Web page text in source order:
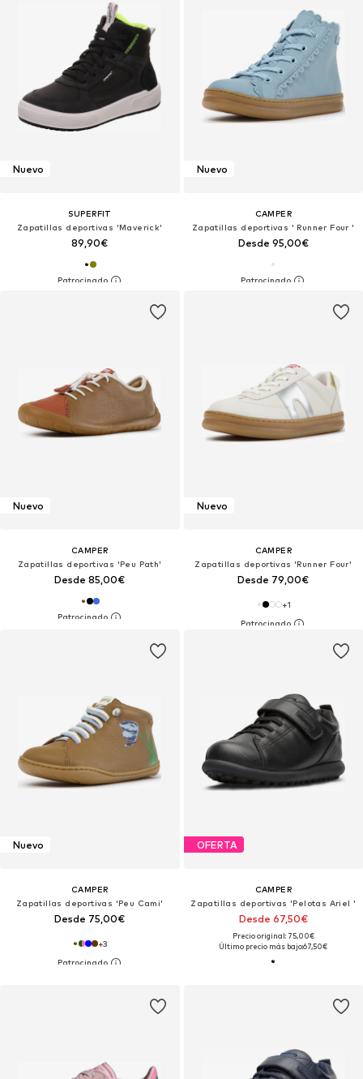
Nuevo
SUPERFIT
Zapatillas deportivas 'Maverick'
89,90€
Nuevo
CAMPER
Zapatillas deportivas ' Runner Four '
Desde 95,00€
Nuevo
CAMPER
Zapatillas deportivas 'Peu Path'
Desde 85,00€
Nuevo
CAMPER
Zapatillas deportivas 'Runner Four'
Desde 79,00€
+1
Nuevo
CAMPER
Zapatillas deportivas 'Peu Cami'
Desde 75,00€
+3
OFERTA
CAMPER
Zapatillas deportivas 'Pelotas Ariel '
Desde 67,50€
Precio original: 75,00€
Último precio más bajo:67,50€